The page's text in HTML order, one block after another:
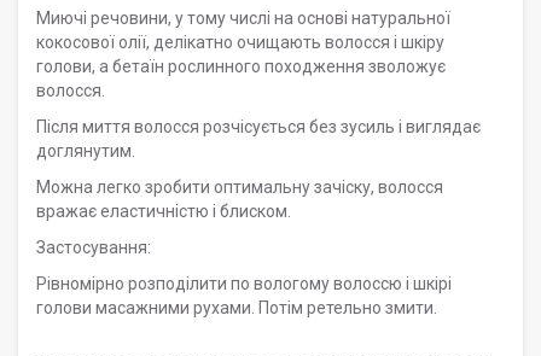
Миючі речовини, у тому числі на основі натуральної
кокосової олії, делікатно очищають волосся і шкіру
голови, а бетаїн рослинного походження зволожує
волосся.
Після миття волосся розчісується без зусиль і виглядає
доглянутим.
Можна легко зробити оптимальну зачіску, волосся
вражає еластичністю і блиском.
Застосування:
Рівномірно розподілити по вологому волоссю і шкірі
голови масажними рухами. Потім ретельно змити.